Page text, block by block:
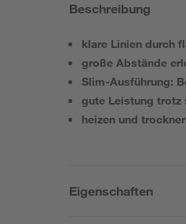
Beschreibung
klare Linien durch
große Abstände
Slim-Ausführung:
gute Leistung trotz
heizen und
Eigenschaften